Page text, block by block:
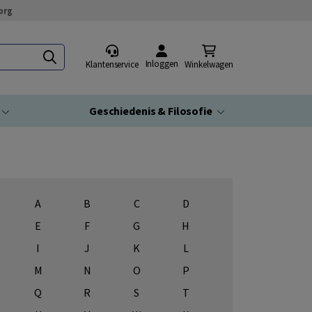
Klantenservice Inloggen Winkelwagen
Geschiedenis & Filosofie
A B C
D
E
F G
H
I
J K
L
M
N O
P
Q
R S
T